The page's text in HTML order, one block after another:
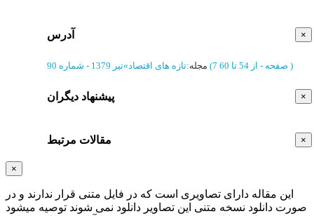
× آدرس
مجله:تازه‌ های اقتصاد»تیر 1379 - شماره 90 (‎7 صفحه - )
× پیشنهاد دیگران
× مقالات مرتبط
×
این مقاله دارای تصاویری است که در فایل متنی قرار ندارند و در
صورت دانلود نسخه متنی این تصاویر دانلود نمی شوند توصیه میشود